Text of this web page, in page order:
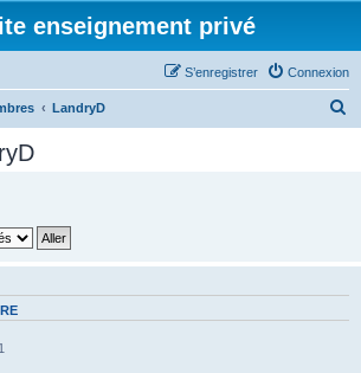
enseignement privé
Connexion
S’enregistrer
LandryD